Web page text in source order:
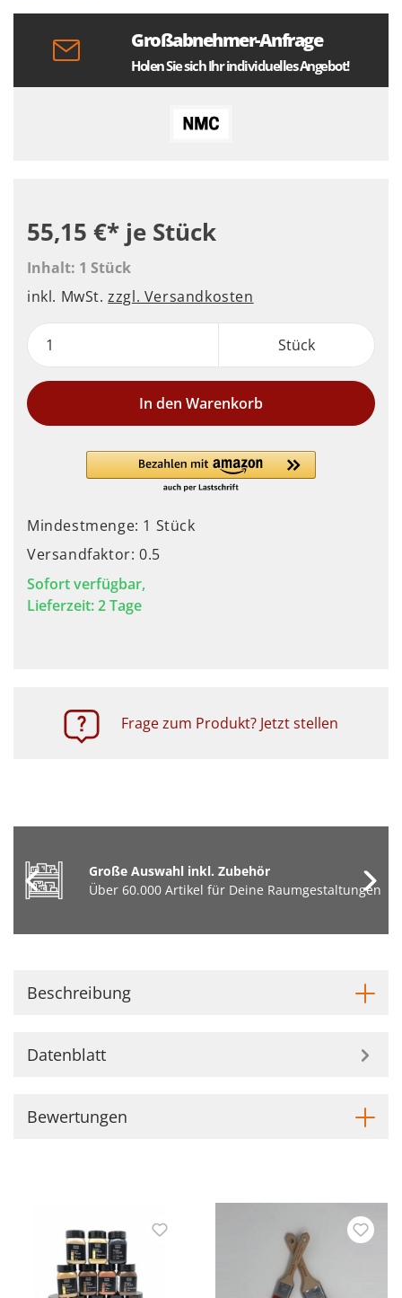
Großabnehmer-Anfrage
Holen Sie sich Ihr individuelles Angebot!
55,15 €* je Stück
Inhalt: 1 Stück
inkl. MwSt.zzgl. Versandkosten
Stück
In den Warenkorb
Mindestmenge: 1 Stück
Versandfaktor: 0.5
Sofort verfügbar,
Lieferzeit: 2 Tage
Frage zum Produkt? Jetzt stellen
Große Auswahl inkl. Zubehör
Über 60.000 Artikel für Deine Raumgestaltungen
Beschreibung
Datenblatt
Bewertungen